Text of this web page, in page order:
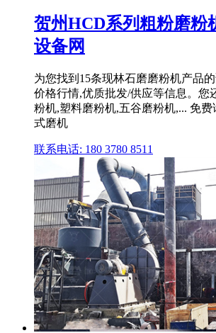
贺州HCD系列粗粉磨粉
设备网
为您找到15条现林石磨磨粉机产品
价格行情,优质批发/供应等信息。您
粉机,塑料磨粉机,五谷磨粉机,... 免
式磨机
联系电话: 180 3780 8511